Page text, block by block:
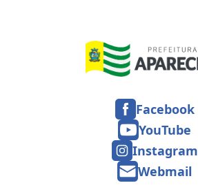
Facebook
YouTube
Instagram
Webmail